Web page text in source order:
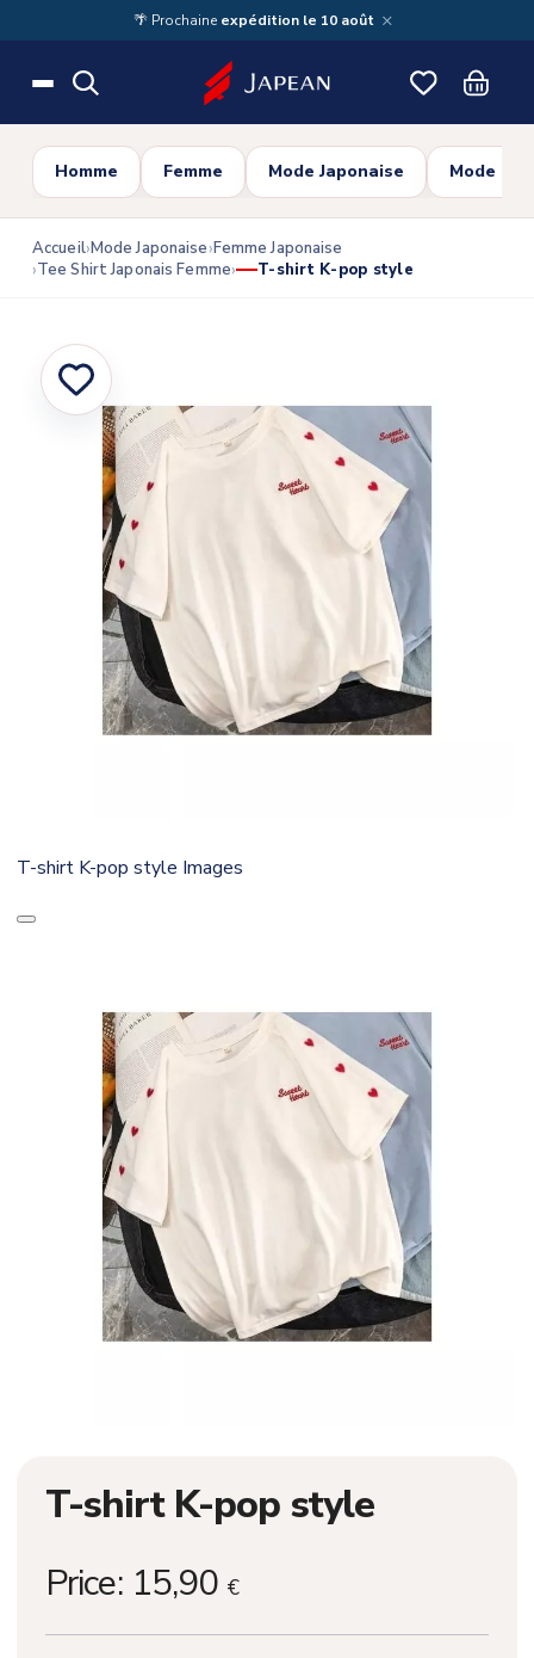
Skip to main content🌴 Prochaine expédition le 10 août ×
Homme Femme Mode Japonaise Mode
Accueil Mode Japonaise Femme Japonaise
Tee Shirt Japonais Femme
T-shirt K-pop style
T-shirt K-pop style Images
T-shirt K-pop style
Price: 15,90 €